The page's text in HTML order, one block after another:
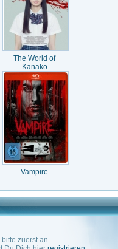
The World of
Kanako
Vampire
zuerst an.